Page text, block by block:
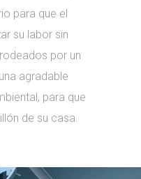
para que el
su labor sin
por un
agradable
para que
de su casa.